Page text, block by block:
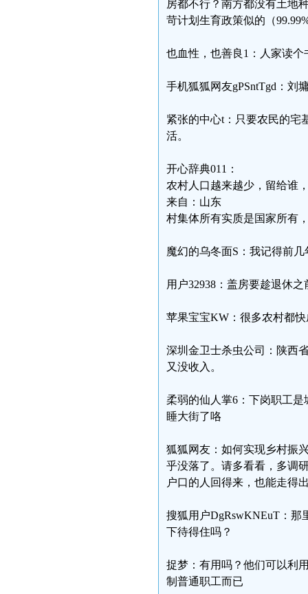
房都不行？南方都没有土地
苛计划生育政策似的（
也血性，也善良1：人家读
手机狐狐网友gPSntTgd：刘
紧张的中心t：只要农民的宅
活。
开心辞典011：
农村人口越来越少，留给谁
来自：山东
村集体所有实质是国家所有
魔幻的乌冬面S：我记得前
用户32938：盖房要趁退休之
苹果宝宝KW：很多农村都
深圳金卫士杀虫公司：陕西
又没收入。
柔弱的仙人掌6：下岗职工
睡大街了咯
狐狐网友：如何实现乡村振
乎没落了。请多看看，多调
户口的人回得来，也能走得
搜狐用户DgRswKNEuT：那
下待得住吗？
捉梦：有用吗？他们可以利
制普通职工而已